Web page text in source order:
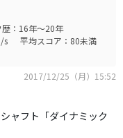
歴：16年～20年
s
平均スコア：80未満
2017/12/25（月）15:52
ャフト「ダイナミック